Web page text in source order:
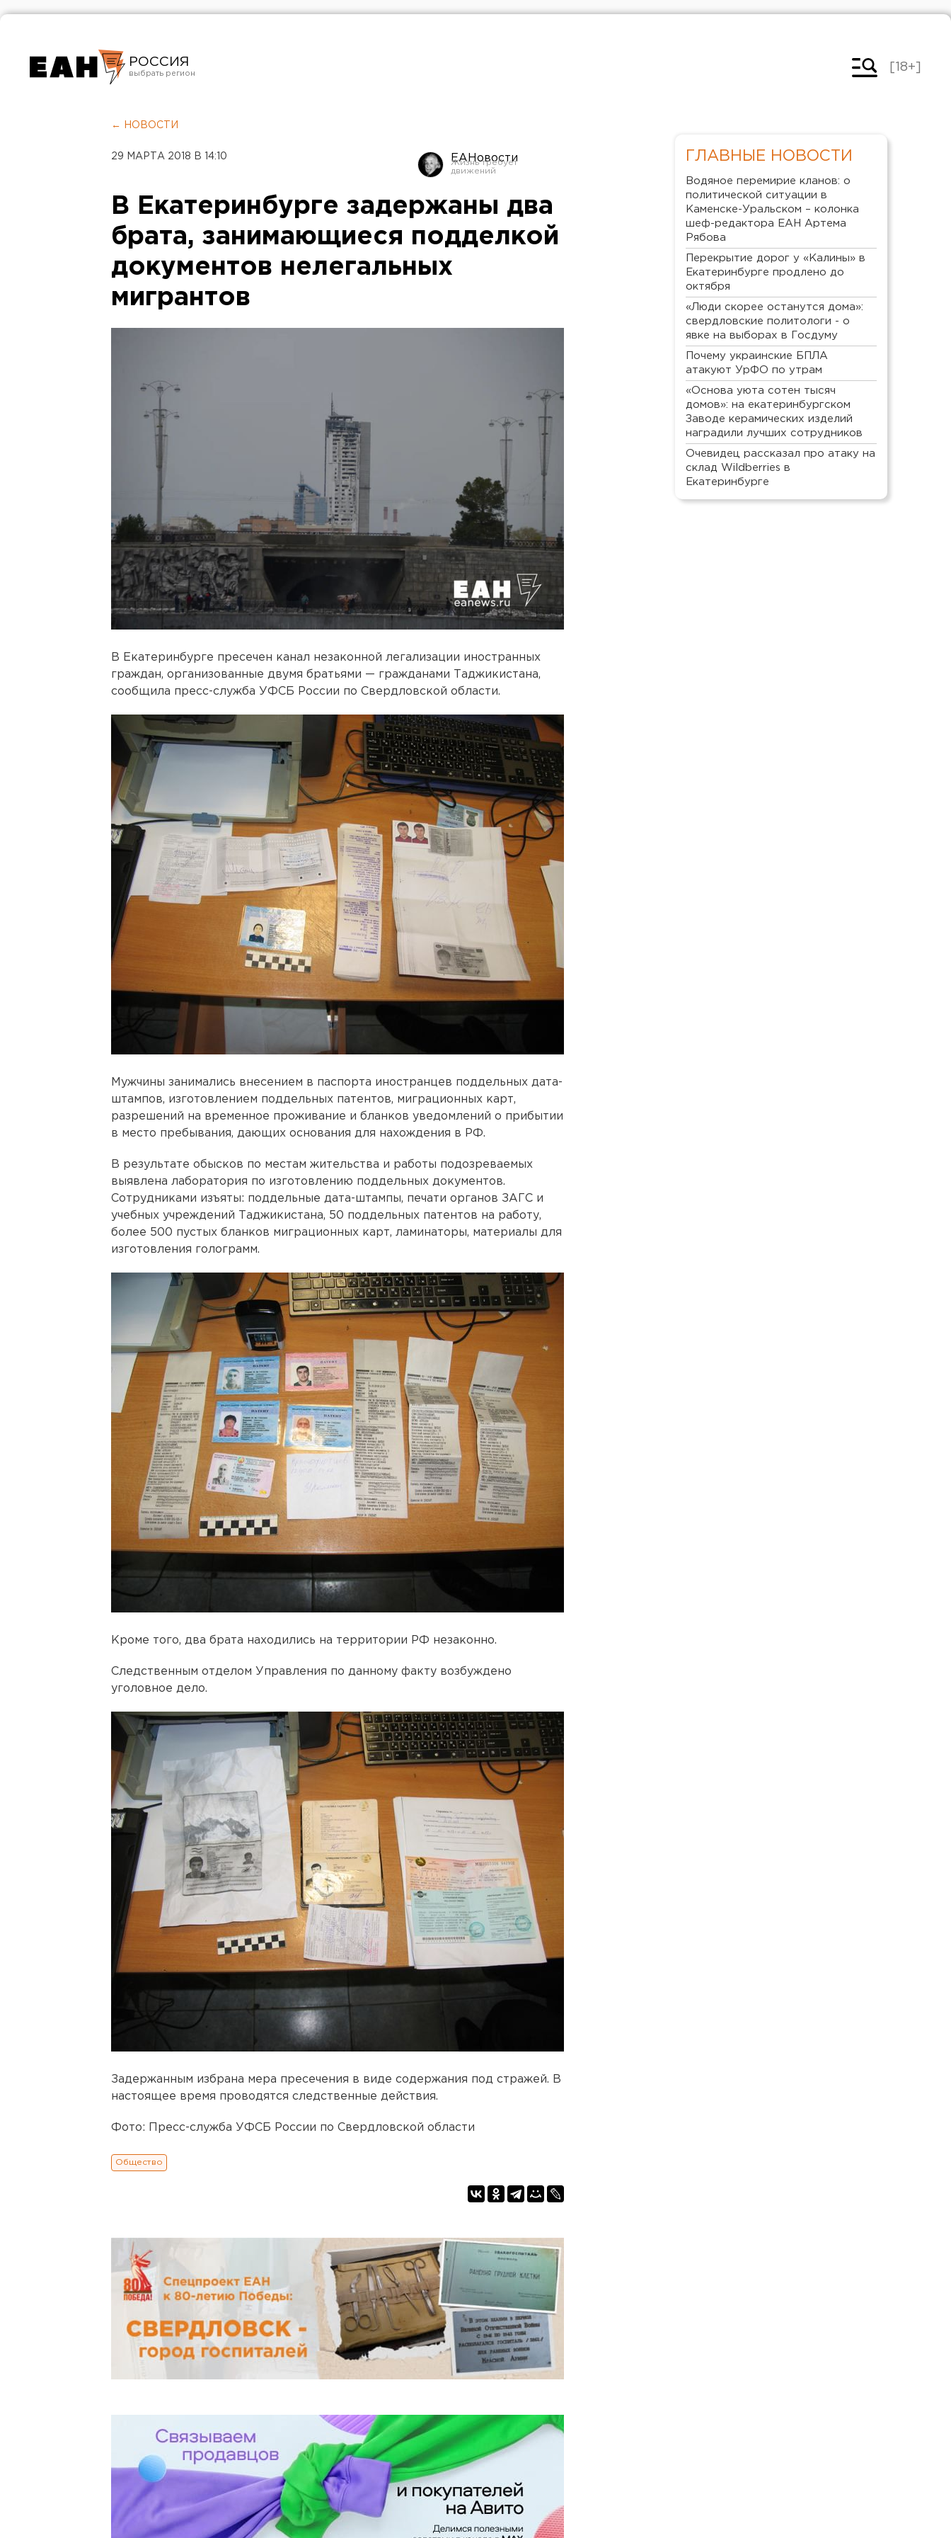
РОССИЯ
Челябинск
[18+]
← НОВОСТИ
29 МАРТА 2018 В 14:10 ЕАНовости
В Екатеринбурге задержаны два
брата, занимающиеся подделкой
документов нелегальных
мигрантов
В Екатеринбурге пресечен канал незаконной легализации иностранных
граждан, организованные двумя братьями — гражданами Таджикистана,
сообщила пресс-служба УФСБ России по Свердловской области.
Мужчины занимались внесением в паспорта иностранцев поддельных дата-
штампов, изготовлением поддельных патентов, миграционных карт,
разрешений на временное проживание и бланков уведомлений о прибытии
в место пребывания, дающих основания для нахождения в РФ.
В результате обысков по местам жительства и работы подозреваемых
выявлена лаборатория по изготовлению поддельных документов.
Сотрудниками изъяты: поддельные дата-штампы, печати органов ЗАГС и
учебных учреждений Таджикистана, 50 поддельных патентов на работу,
более 500 пустых бланков миграционных карт, ламинаторы, материалы для
изготовления голограмм.
Кроме того, два брата находились на территории РФ незаконно.
Следственным отделом Управления по данному факту возбуждено
уголовное дело.
Задержанным избрана мера пресечения в виде содержания под стражей. В
настоящее время проводятся следственные действия.
Фото: Пресс-служба УФСБ России по Свердловской области
Общество
ГЛАВНЫЕ НОВОСТИ
Водяное перемирие кланов: о
политической ситуации в
Каменске-Уральском – колонка
шеф-редактора ЕАН Артема
Рябова
Перекрытие дорог у «Калины» в
Екатеринбурге продлено до
октября
«Люди скорее останутся дома»:
свердловские политологи - о
явке на выборах в Госдуму
Почему украинские БПЛА
атакуют УрФО по утрам
«Основа уюта сотен тысяч
домов»: на екатеринбургском
Заводе керамических изделий
наградили лучших сотрудников
Очевидец рассказал про атаку на
склад Wildberries в
Екатеринбурге